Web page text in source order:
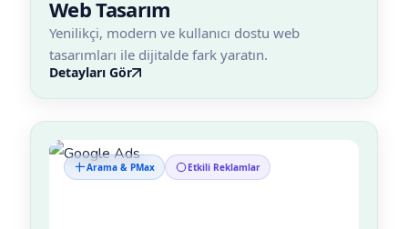
Web Tasarım
Yenilikçi, modern ve kullanıcı dostu web
tasarımları ile dijitalde fark yaratın.
Detayları Gör
Arama & PMax Etkili Reklamlar